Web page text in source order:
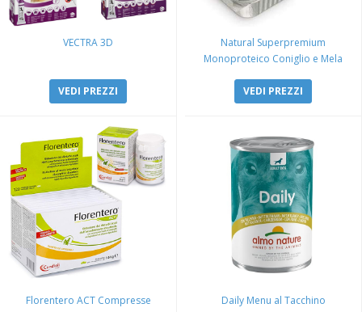
VECTRA 3D
VEDI PREZZI
Natural Superpremium
Monoproteico Coniglio e Mela
VEDI PREZZI
Florentero ACT Compresse Daily Menu al Tacchino